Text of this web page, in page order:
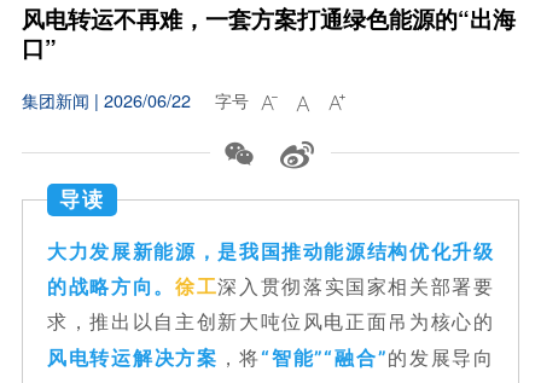
风电转运不再难，一套方案打通绿色能源的“出海
口”
集团新闻 | 2026/06/22 字号   
 
导读
大力发展新能源，是我国推动能源结构优化升级
的战略方向。 徐工深入贯彻落实国家相关部署要
求，推出以自主创新大吨位风电正面吊为核心的
风电转运解决方案 ，将“智能”“融合”的发展导向